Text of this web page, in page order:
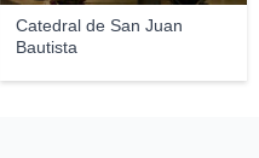
Catedral de San Juan
Bautista